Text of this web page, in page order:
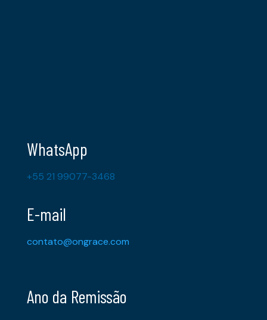
WhatsApp
+55 21 99077-3468
E-mail
contato@ongrace.com
Ano da Remissão